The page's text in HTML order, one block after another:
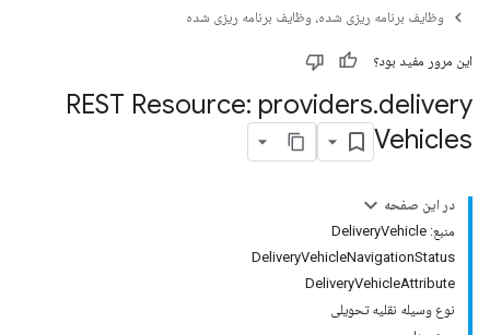
وظایف برنامه ریزی شده، وظایف برنامه ریزی شده
این مرور مفید بود؟
REST Resource: providers.delivery
Vehicles
در این صفحه
منبع: DeliveryVehicle
DeliveryVehicleNavigationStatus
DeliveryVehicleAttribute
نوع وسیله نقلیه تحویلی